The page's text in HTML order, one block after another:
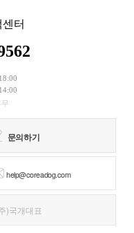
터
문의하기
help@coreadog.com
)국개대표